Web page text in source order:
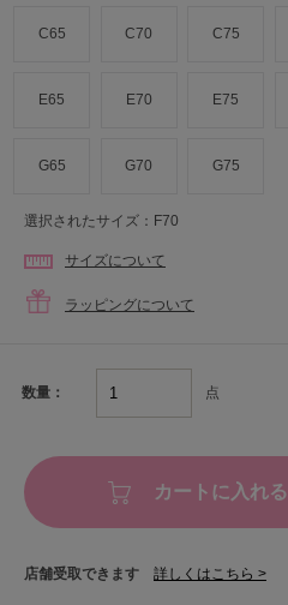
C65 C70 C75
E65 E70 E75
G65 G70 G75
選択されたサイズ：F70
サイズについて
ラッピングについて
数量： 点
カートに入れる
店舗受取できます 詳しくはこちら >